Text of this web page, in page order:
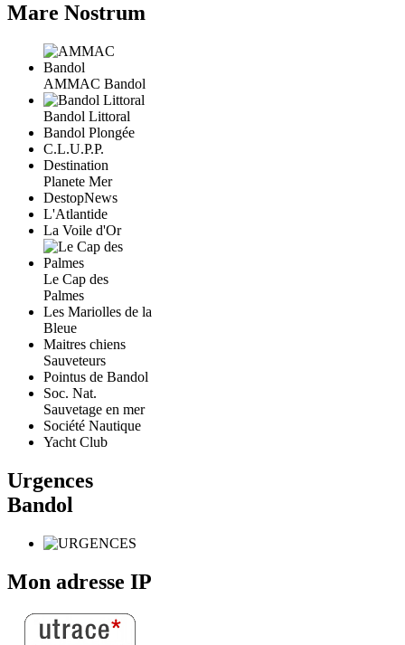
Mare Nostrum
AMMAC Bandol
Bandol Littoral
Bandol Plongée
C.L.U.P.P.
Destination
Planete Mer
DestopNews
L'Atlantide
La Voile d'Or
Le Cap des
Palmes
Les Mariolles de la
Bleue
Maitres chiens
Sauveteurs
Pointus de Bandol
Soc. Nat.
Sauvetage en mer
Société Nautique
Yacht Club
Urgences
Bandol
Mon adresse IP